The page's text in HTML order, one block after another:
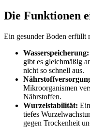
Die Funktionen
Ein gesunder Boden erfüllt
Wasserspeicherung:
gibt es gleichmäßig
nicht so schnell aus.
Mikroorganismen
Nährstoffen.
Wurzelstabilität:
tiefes
gegen Trockenheit